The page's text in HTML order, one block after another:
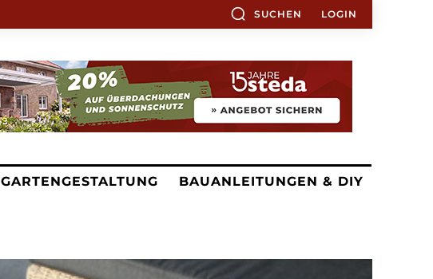
SUCHEN LOGIN
GARTENGESTALTUNG BAUANLEITUNGEN & DIY